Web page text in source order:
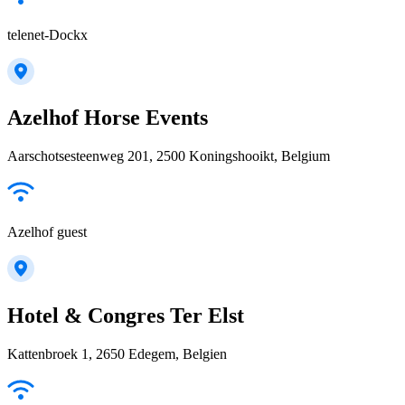
telenet-Dockx
Azelhof Horse Events
Aarschotsesteenweg 201, 2500 Koningshooikt, Belgium
Azelhof guest
Hotel & Congres Ter Elst
Kattenbroek 1, 2650 Edegem, Belgien